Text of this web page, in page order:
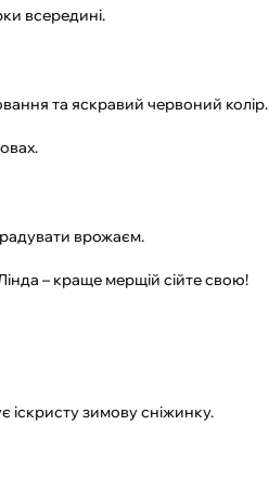
всередині.
та яскравий червоний колір.
радувати врожаєм.
– краще мерщій сійте свою!
іскристу зимову сніжинку.